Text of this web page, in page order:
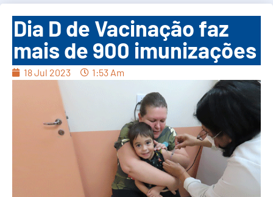
Dia D de Vacinação faz
mais de 900 imunizações
18 Jul 2023 1:53 Am